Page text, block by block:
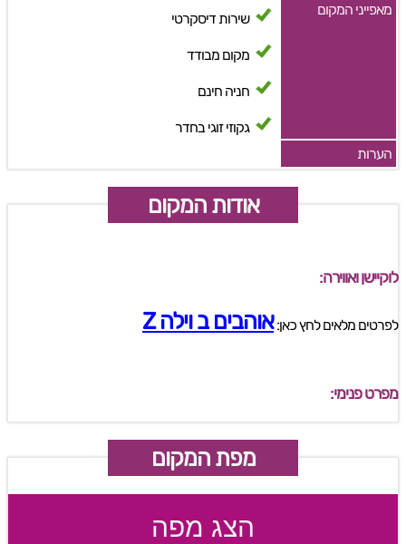
מאפייני המקום
שירות דיסקרטי
מקום מבודד
חניה חינם
גקוזי זוגי בחדר
הערות
אודות המקום
לוקיישן ואווירה:
לפרטים מלאים לחץ כאן:אוהבים ב וילה Z
מפרט פנימי:
מפת המקום
הצג מפה